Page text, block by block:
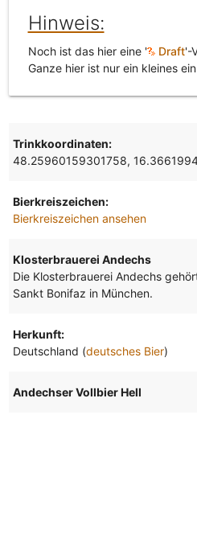
Hinweis:
Noch ist das hier eine ' Draft'-
Ganze hier ist nur ein kleines
Trinkkoordinaten:
48.25960159301758,
Bierkreiszeichen:
Bierkreiszeichen ansehen
Klosterbrauerei Andechs
Die Klosterbrauerei Andechs
Sankt Bonifaz in München.
Herkunft:
Deutschland (deutsches Bier)
Andechser Vollbier Hell